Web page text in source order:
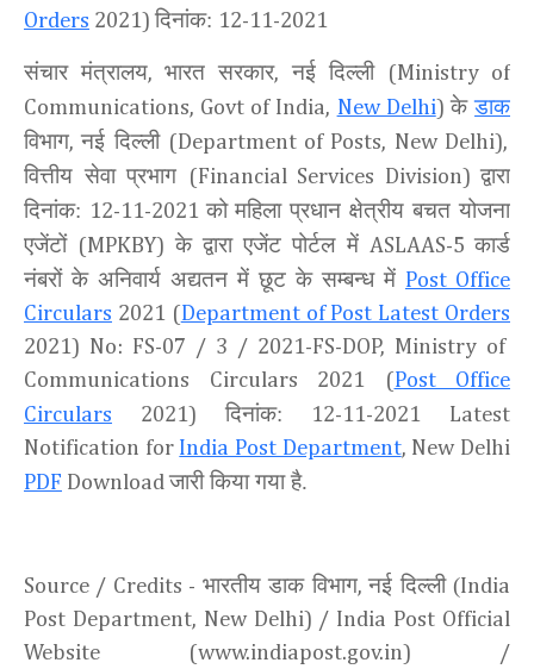
Orders 2021) दिनांक: 12-11-2021
संचार मंत्रालय,भारत सरकार, नई दिल्ली
(Ministry of
Communications, Govt of India, New Delhi) केडाक
विभाग,नई दिल्ली (Department of Posts, New Delhi),
वित्तीय सेवा प्रभाग (Financial Services Division) द्वारा
दिनांक: 12-11-2021 को महिला प्रधान क्षेत्रीय बचत योजना
एजेंटों (MPKBY) के द्वारा एजेंट पोर्टल में ASLAAS-5 कार्ड
नंबरों के अनिवार्य अद्यतन में छूट के सम्बन्ध में Post Office
Circulars 2021 ( Department of Post Latest Orders
2021) No: FS-07 / 3 / 2021-FS-DOP, Ministry of
Communications Circulars 2021 ( Post Office
Circulars 2021) दिनांक:
12-11-2021 Latest
Notification for India Post Department, New Delhi
PDF Download जारी किया गया है.
Source / Credits - भारतीय डाक विभाग,नई दिल्ली (India
Post Department, New Delhi) / India Post Official
Website (www.indiapost.gov.in) /